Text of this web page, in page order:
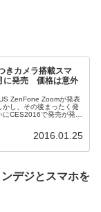
きカメラ搭載スマ
発売 価格は意外
ZenFone Zoomが発表
かし、その後まったく発
CES2016で発売が発表
2016.01.25
ンデジとスマホを